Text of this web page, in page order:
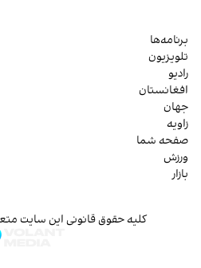
برنامه‌ها
تلویزیون
رادیو
افغانستان
جهان
زاویه
صفحه شما
ورزش
بازار
کلیه حقوق قانونی این سایت